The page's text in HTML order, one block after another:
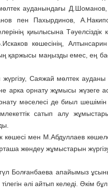
ауданындағы Д.Шоманов,
пен Пахырдинов,
қиылысына Тәу­ел­сіздік
көшесінің,
қаржысы маңызды емес, ең
Саяжай мөлтек ауданы
арка орнату жұмысы жүзеге
мәселесі де биыл
сатып алу
көшесі мен М.Абдуллаев
жөндеу жұмыстарын
Бол­ғанбаева апайымыз
әлі айтып келеді. Әкім